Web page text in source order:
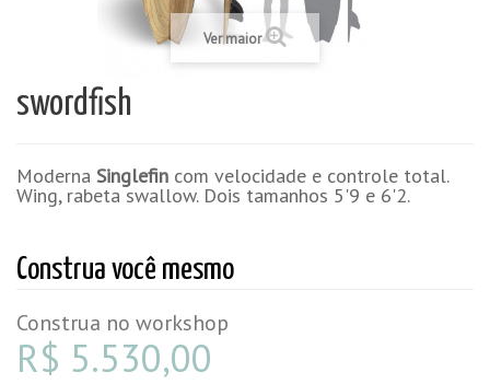
Ver maior
swordfish
Moderna Singlefin com velocidade e controle total.
Wing, rabeta swallow. Dois tamanhos 5'9 e 6'2.
Construa você mesmo
Construa no workshop
R$ 5.530,00